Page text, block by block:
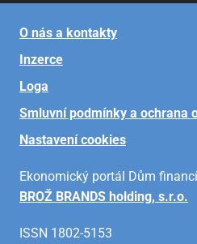
O nás a kontakty
Inzerce
Loga
Smluvní podmínky a ochrana
Nastavení cookies
Ekonomický portál Dům
BROŽ BRANDS holding, s.r.o.
ISSN 1802-5153